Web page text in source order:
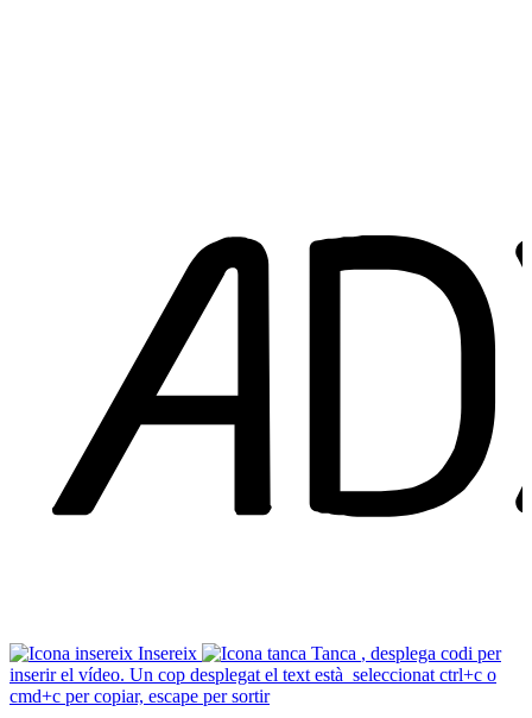
Insereix Tanca , desplega codi per
inserir el vídeo. Un cop desplegat el text està seleccionat ctrl+c o
cmd+c per copiar, escape per sortir